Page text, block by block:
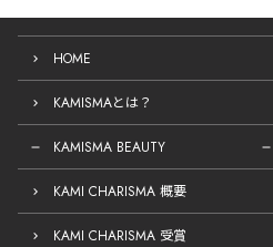
HOME
KAMISMAとは？
KAMISMA BEAUTY
KAMI CHARISMA 概要
KAMI CHARISMA 受賞